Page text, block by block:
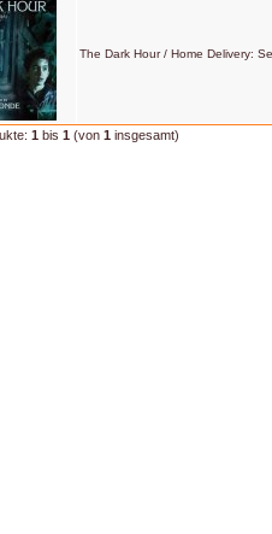
The Dark Hour / Home Delivery:
1 bis 1 (von 1 insgesamt)